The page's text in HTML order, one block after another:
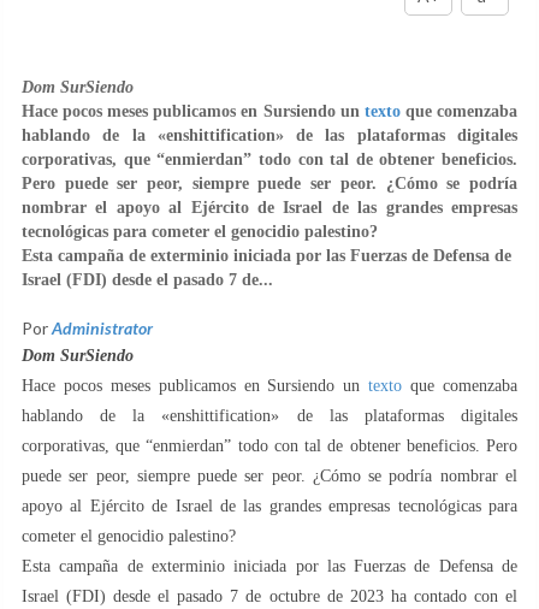
Dom SurSiendo
Hace pocos meses publicamos en Sursiendo un textoque comenzaba
hablando de la «enshittification» de las plataformas digitales
corporativas, que “enmierdan” todo con tal de obtener beneficios.
Pero puede ser peor, siempre puede ser peor. ¿Cómo se podría
nombrar el apoyo al Ejército de Israel de las grandes empresas
tecnológicas para cometer el genocidio palestino?
Esta campaña de exterminio iniciada por las Fuerzas de Defensa de
Israel (FDI) desde el pasado 7 de...
PorAdministrator
Dom SurSiendo
Hace pocos meses publicamos en Sursiendo untexto que comenzaba
hablando de la «enshittification» de las plataformas digitales
corporativas, que “enmierdan” todo con tal de obtener beneficios. Pero
puede ser peor, siempre puede ser peor. ¿Cómo se podría nombrar el
apoyo al Ejército de Israel de las grandes empresas tecnológicas para
cometer el genocidio palestino?
Esta campaña de exterminio iniciada por las Fuerzas de Defensa de
Israel (FDI) desde el pasado 7 de octubre de 2023 ha contado con el